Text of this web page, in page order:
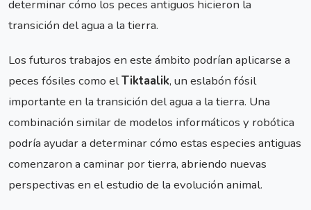
determinar cómo los peces antiguos hicieron la
transición del agua a la tierra.
Los futuros trabajos en este ámbito podrían aplicarse a
peces fósiles como elTiktaalik, un eslabón fósil
importante en la transición del agua a la tierra. Una
combinación similar de modelos informáticos y robótica
podría ayudar a determinar cómo estas especies antiguas
comenzaron a caminar por tierra, abriendo nuevas
perspectivas en el estudio de la evolución animal.